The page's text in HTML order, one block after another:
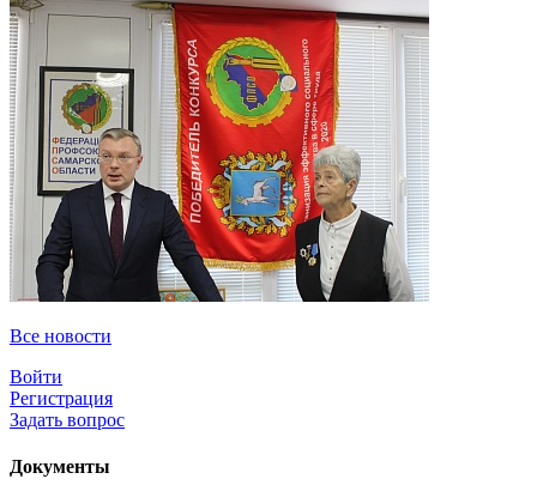
Все новости
Войти
Регистрация
Задать вопрос
Документы